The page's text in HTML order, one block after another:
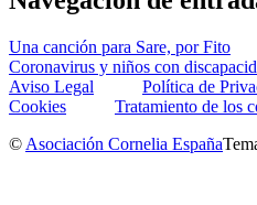
Una canción para Sare, por Fito
Coronavirus y niños con
Aviso Legal
Política de
Cookies
Tratamiento de los
© Asociación Cornelia España